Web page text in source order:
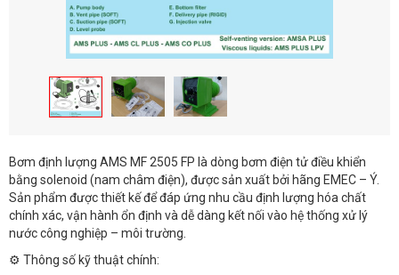
Bơm định lượng AMS MF 2505 FP là dòng bơm điện tử điều khiển
bằng solenoid (nam châm điện), được sản xuất bởi hãng EMEC – Ý.
Sản phẩm được thiết kế để đáp ứng nhu cầu định lượng hóa chất
chính xác, vận hành ổn định và dễ dàng kết nối vào hệ thống xử lý
nước công nghiệp – môi trường.
⚙️ Thông số kỹ thuật chính: